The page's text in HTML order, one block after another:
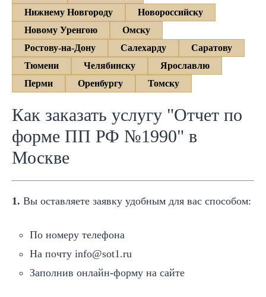
Нижнему Новгороду
Новороссийску
Новому Уренгою
Омску
Ростову-на-Дону
Салехарду
Саратову
Тюмени
Челябинску
Ярославлю
Перми
Оренбургу Томску
Как заказать услугу "Отчет по
форме ПП РФ №1990" в
Москве
1. Вы оставляете заявку удобным для вас способом:
По номеру телефона
На почту info@sot1.ru
Заполнив онлайн-форму на сайте